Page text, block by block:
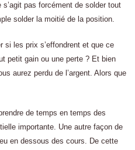
pas forcément de solder tout
solder la moitié de la position.
si les prix s’effondrent et que ce
petit gain ou une perte ? Et bien
aurez perdu de l’argent. Alors que
de temps en temps des
importante. Une autre façon de
en dessous des cours. De cette